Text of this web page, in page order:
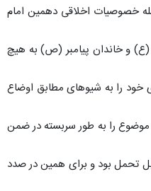
خصوصیات اخلاقی دهمین امام
و خاندان پیامبر (ص) به هیچ
خود را به شیوهای مطابق اوضاع
را به طور سربسته در ضمن
تحمل بود و برای همین در صدد